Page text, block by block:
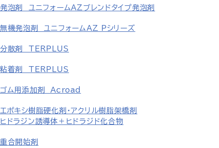
発泡剤 ユニフォームAZブレンドタイプ発泡剤
無機発泡剤 ユニフォームAZ Pシリーズ
分散剤 TERPLUS
粘着剤 TERPLUS
ゴム用添加剤 Acroad
エポキシ樹脂硬化剤・アクリル樹脂架橋剤
ヒドラジン誘導体＋ヒドラジド化合物
重合開始剤